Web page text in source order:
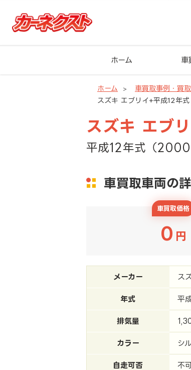
ホーム 車
ホーム 車買取事例・買
スズキ エブリイ+平成12年
スズキ エブ
平成12年式（
車買取車両の
車買取価格
0 円
メーカー ス
年式 平
排気量
カラー シ
自走可否 不